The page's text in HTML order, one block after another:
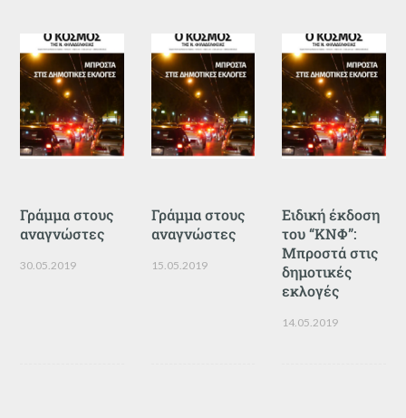
Γράμμα στους
αναγνώστες
30.05.2019
Γράμμα στους
αναγνώστες
15.05.2019
Ειδική έκδοση
του “ΚΝΦ”:
Μπροστά στις
δημοτικές
εκλογές
14.05.2019